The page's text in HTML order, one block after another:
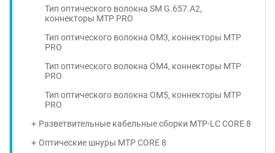
Тип оптического волокна SM G.657.A2,
коннекторы MTP PRO
Тип оптического волокна OM3, коннекторы MTP
PRO
Тип оптического волокна OM4, коннекторы MTP
PRO
Тип оптического волокна OM5, коннекторы MTP
PRO
Разветвительные кабельные сборки MTP-LC CORE 8
Оптические шнуры MTP CORE 8